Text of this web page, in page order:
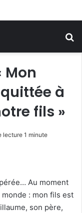
Mon
à
fils »
lecture 1 minute
Au moment
: mon fils est
son père,